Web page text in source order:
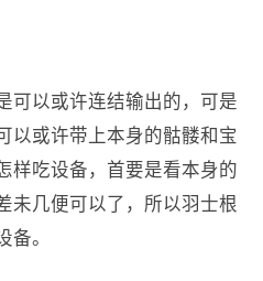
可以或许连结输出的，可是
以或许带上本身的骷髅和宝
样吃设备，首要是看本身的
未几便可以了，所以羽士根
备。